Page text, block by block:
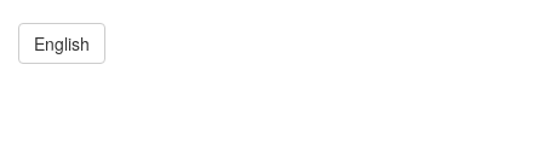
English